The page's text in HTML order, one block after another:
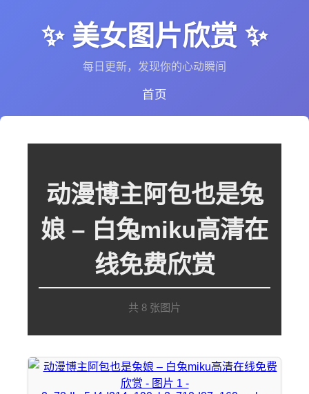
✨ 美女图片欣赏 ✨
每日更新，发现你的心动瞬间
首页
动漫博主阿包也是兔
娘 – 白兔miku高清在
线免费欣赏
共 8 张图片